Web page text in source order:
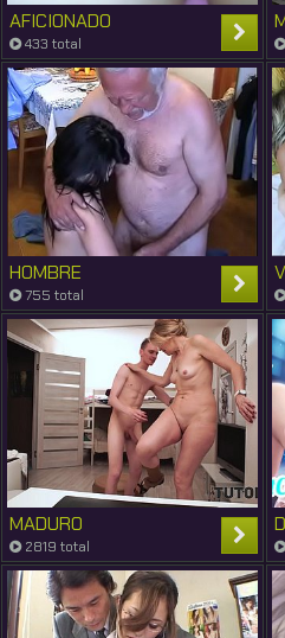
AFICIONADO
433 total
HOMBRE
755 total
MADURO
2819 total